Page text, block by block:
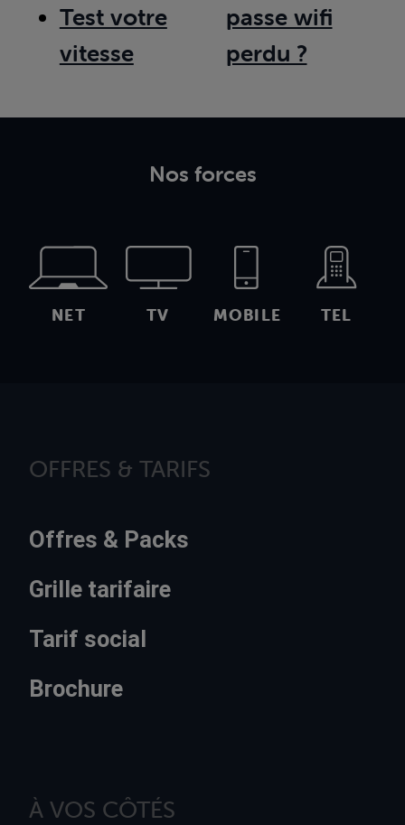
Test votre
vitesse
passe wifi
perdu ?
Nos forces
NET TV MOBILE TEL
OFFRES & TARIFS
Offres & Packs
Grille tarifaire
Tarif social
Brochure
À VOS CÔTÉS